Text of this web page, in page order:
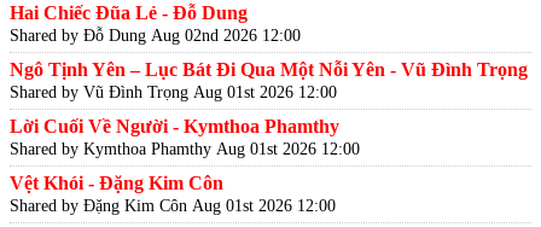
Hai Chiếc Đũa Lẻ - Đỗ Dung
Shared by Đỗ Dung Aug 02nd 2026 12:00
Ngô Tịnh Yên – Lục Bát Đi Qua Một Nỗi Yên - Vũ Đình Trọng
Shared by Vũ Đình Trọng Aug 01st 2026 12:00
Lời Cuối Về Người - Kymthoa Phamthy
Shared by Kymthoa Phamthy Aug 01st 2026 12:00
Vệt Khói - Đặng Kim Côn
Shared by Đặng Kim Côn Aug 01st 2026 12:00